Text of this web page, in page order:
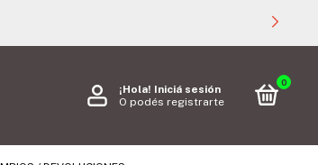
¡Hola! Iniciá sesión
O podés registrarte
0